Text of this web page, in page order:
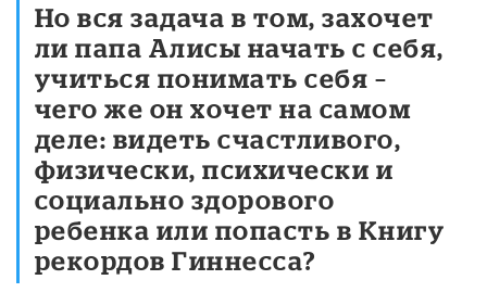
Но вся задача в том, захочет
ли папа Алисы начать с себя,
учиться понимать себя –
чего же он хочет на самом
деле: видеть счастливого,
физически, психически и
социально здорового
ребенка или попасть в Книгу
рекордов Гиннесса?